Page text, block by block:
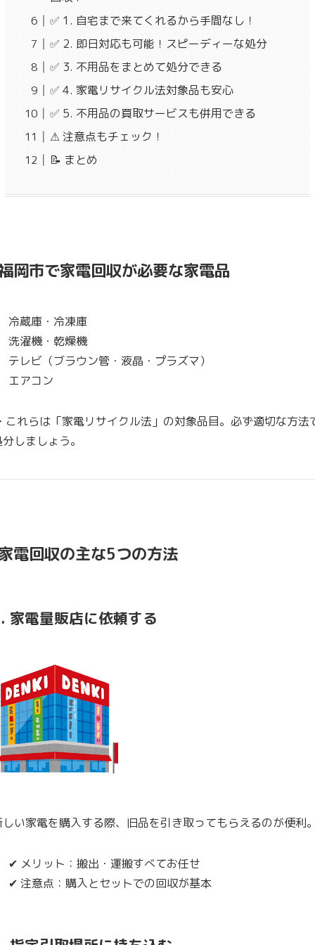
✅ 1. 自宅まで来てくれるから手間なし！
✅ 2. 即日対応も可能！スピーディーな処分
✅ 3. 不用品をまとめて処分できる
✅ 4. 家電リサイクル法対象品も安心
✅ 5. 不用品の買取サービスも併用できる
⚠ 注意点もチェック！
📝 まとめ
岡市で家電回収が必要な家電品
冷蔵庫・冷凍庫
洗濯機・乾燥機
テレビ（ブラウン管・液晶・プラズマ）
エアコン
れらは「家電リサイクル法」の対象品目。必ず適切な方法
しましょう。
電回収の主な5つの方法
家電量販店に依頼する
い家電を購入する際、 旧品を引き取ってもらえるのが便利
✔ メリット：搬出・運搬すべてお任せ
✔ 注意点：購入とセットでの回収が基本